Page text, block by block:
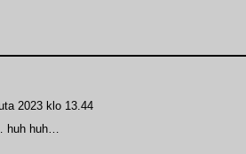
2023 klo 13.44
huh huh…